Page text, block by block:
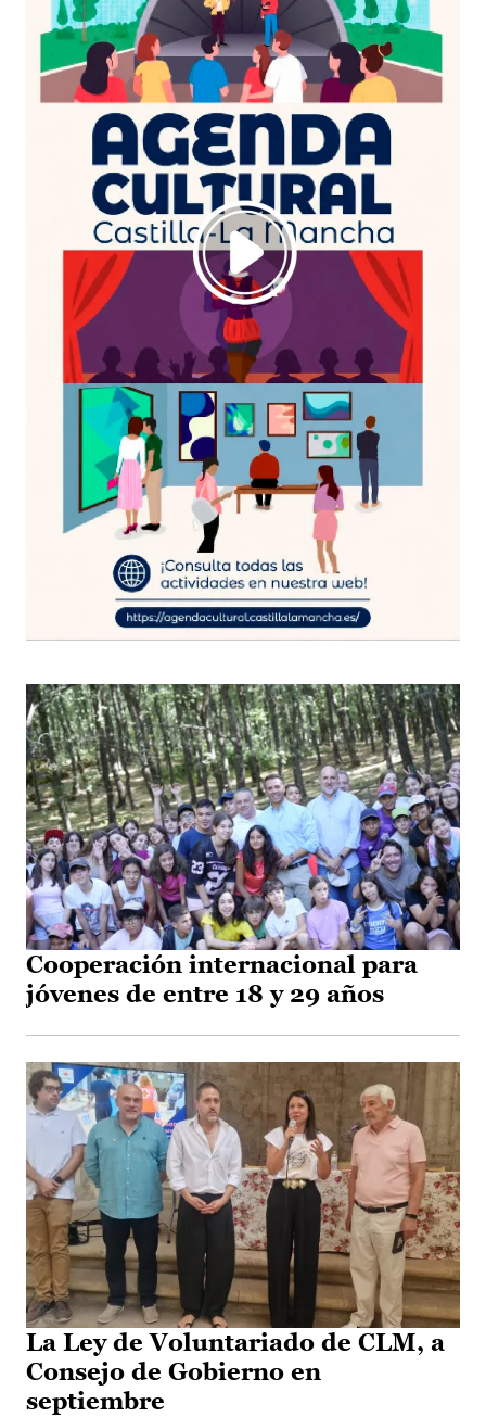
Cooperación internacional para
jóvenes de entre 18 y 29 años
La Ley de Voluntariado de CLM, a
Consejo de Gobierno en
septiembre